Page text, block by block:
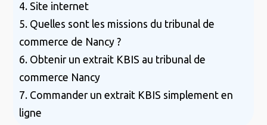
4. Site internet
5. Quelles sont les missions du tribunal de
commerce de Nancy ?
6. Obtenir un extrait KBIS au tribunal de
commerce Nancy
7. Commander un extrait KBIS simplement en
ligne